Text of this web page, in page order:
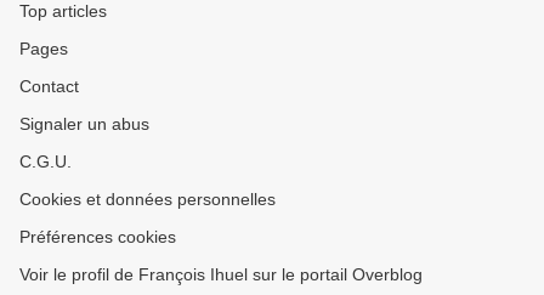
Top articles
Pages
Contact
Signaler un abus
C.G.U.
Cookies et données personnelles
Préférences cookies
Voir le profil de François Ihuel sur le portail Overblog